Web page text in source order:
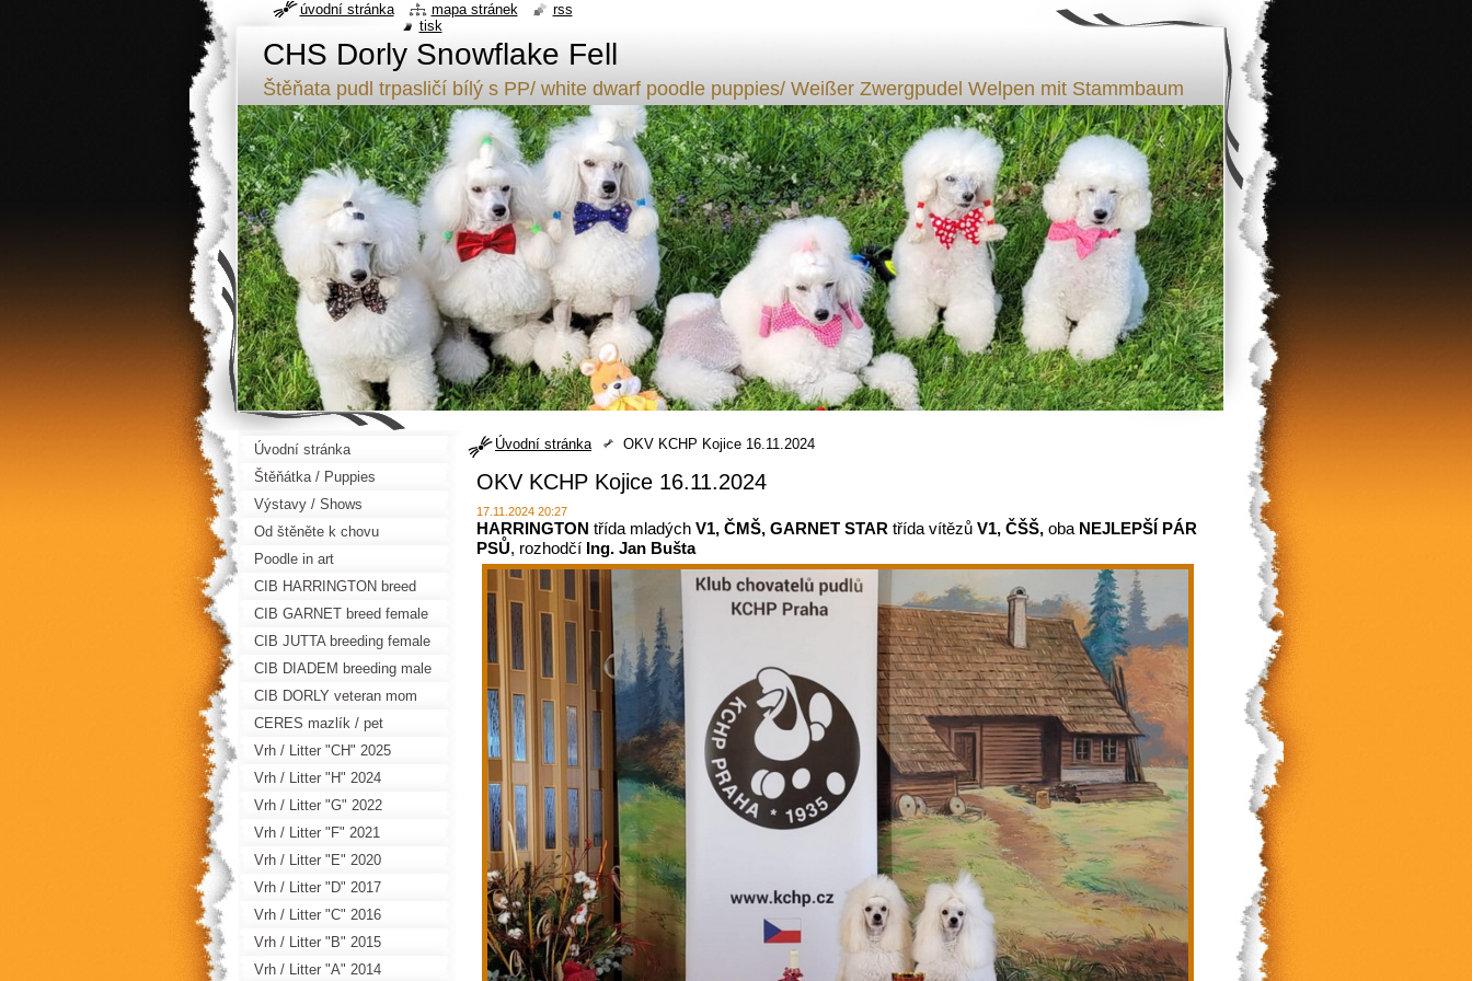
CHS Dorly Snowflake Fell
Štěňata pudl trpasličí bílý s PP/ white dwarf poodle puppies/ Weißer Zwergpudel Welpen mit Stammbaum
Úvodní stránka OKV KCHP Kojice 16.11.2024
OKV KCHP Kojice 16.11.2024
17.11.2024 20:27
HARRINGTON třída mladých V1, ČMŠ, GARNET STAR třída vítězů V1, ČŠŠ, oba NEJLEPŠÍ PÁR
PSŮ, rozhodčí Ing. Jan Bušta
Úvodní stránka
Štěňátka / Puppies
Výstavy / Shows
Od štěněte k chovu
Poodle in art
CIB HARRINGTON breed
male
CIB GARNET breed female
CIB JUTTA breeding female
CIB DIADEM breeding male
CIB DORLY veteran mom
CERES mazlík / pet
Vrh / Litter "CH" 2025
Vrh / Litter "H" 2024
Vrh / Litter "G" 2022
Vrh / Litter "F" 2021
Vrh / Litter "E" 2020
Vrh / Litter "D" 2017
Vrh / Litter "C" 2016
Vrh / Litter "B" 2015
Vrh / Litter "A" 2014
úvodní stránka mapa stránek
rss
tisk